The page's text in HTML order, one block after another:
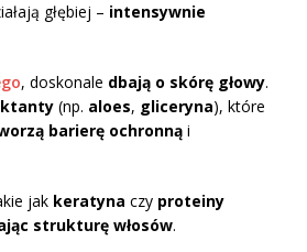
głębiej – intensywnie
, doskonale dbają o skórę głowy.
(np. aloes, gliceryna), które
barierę ochronną i
jak keratyna czy proteiny
strukturę włosów.